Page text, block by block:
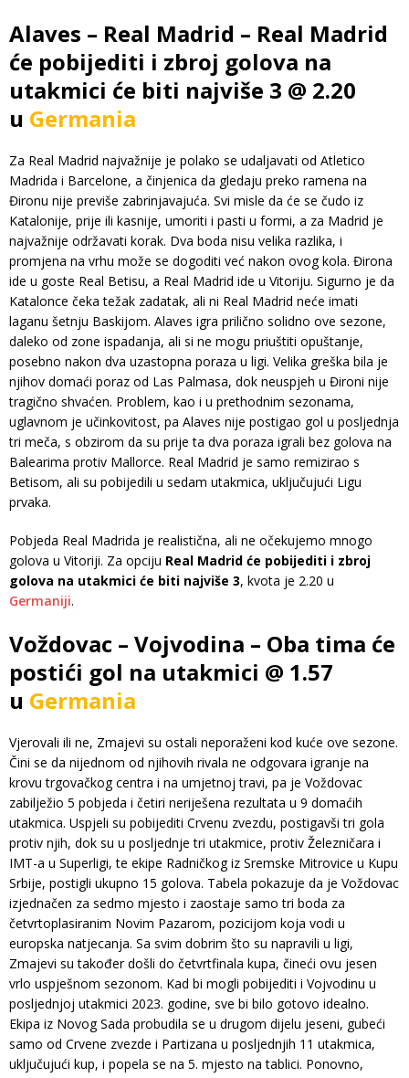
Alaves – Real Madrid – Real Madrid
će pobijediti i zbroj golova na
utakmici će biti najviše 3 @ 2.20
u Germania
Za Real Madrid najvažnije je polako se udaljavati od Atletico
Madrida i Barcelone, a činjenica da gledaju preko ramena na
Đironu nije previše zabrinjavajuća. Svi misle da će se čudo iz
Katalonije, prije ili kasnije, umoriti i pasti u formi, a za Madrid je
najvažnije održavati korak. Dva boda nisu velika razlika, i
promjena na vrhu može se dogoditi već nakon ovog kola. Đirona
ide u goste Real Betisu, a Real Madrid ide u Vitoriju. Sigurno je da
Katalonce čeka težak zadatak, ali ni Real Madrid neće imati
laganu šetnju Baskijom. Alaves igra prilično solidno ove sezone,
daleko od zone ispadanja, ali si ne mogu priuštiti opuštanje,
posebno nakon dva uzastopna poraza u ligi. Velika greška bila je
njihov domaći poraz od Las Palmasa, dok neuspjeh u Đironi nije
tragično shvaćen. Problem, kao i u prethodnim sezonama,
uglavnom je učinkovitost, pa Alaves nije postigao gol u posljednja
tri meča, s obzirom da su prije ta dva poraza igrali bez golova na
Balearima protiv Mallorce. Real Madrid je samo remizirao s
Betisom, ali su pobijedili u sedam utakmica, uključujući Ligu
prvaka.
Pobjeda Real Madrida je realistična, ali ne očekujemo mnogo
golova u Vitoriji. Za opciju Real Madrid će pobijediti i zbroj
golova na utakmici će biti najviše 3, kvota je 2.20 u
Germaniji.
Voždovac – Vojvodina – Oba tima će
postići gol na utakmici @ 1.57
u Germania
Vjerovali ili ne, Zmajevi su ostali neporaženi kod kuće ove sezone.
Čini se da nijednom od njihovih rivala ne odgovara igranje na
krovu trgovačkog centra i na umjetnoj travi, pa je Voždovac
zabilježio 5 pobjeda i četiri neriješena rezultata u 9 domaćih
utakmica. Uspjeli su pobijediti Crvenu zvezdu, postigavši tri gola
protiv njih, dok su u posljednje tri utakmice, protiv Železničara i
IMT-a u Superligi, te ekipe Radničkog iz Sremske Mitrovice u Kupu
Srbije, postigli ukupno 15 golova. Tabela pokazuje da je Voždovac
izjednačen za sedmo mjesto i zaostaje samo tri boda za
četvrtoplasiranim Novim Pazarom, pozicijom koja vodi u
europska natjecanja. Sa svim dobrim što su napravili u ligi,
Zmajevi su također došli do četvrtfinala kupa, čineći ovu jesen
vrlo uspješnom sezonom. Kad bi mogli pobijediti i Vojvodinu u
posljednjoj utakmici 2023. godine, sve bi bilo gotovo idealno.
Ekipa iz Novog Sada probudila se u drugom dijelu jeseni, gubeći
samo od Crvene zvezde i Partizana u posljednjih 11 utakmica,
uključujući kup, i popela se na 5. mjesto na tablici. Ponovno,